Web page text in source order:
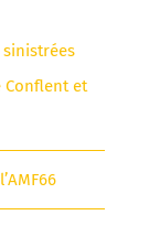
Conflent et